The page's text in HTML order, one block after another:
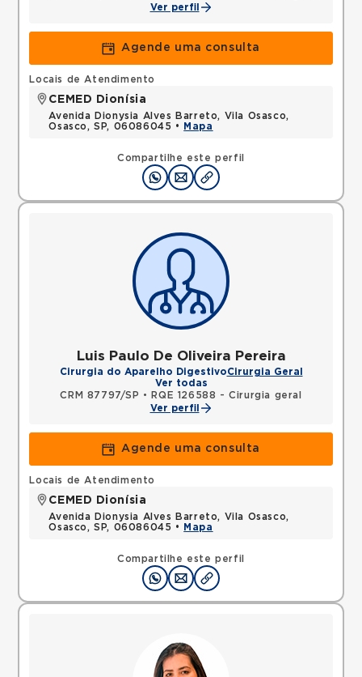
Ver perfil
Agende uma consulta
Compartilhe este perfil
Locais de Atendimento
CEMED Dionísia
Avenida Dionysia Alves Barreto, Vila Osasco,
Osasco, SP, 06086045 •
Mapa
Luis Paulo De Oliveira Pereira
Cirurgia do Aparelho DigestivoCirurgia Geral
Ver todas
CRM 87797/SP •
RQE 126588 - Cirurgia geral
Ver perfil
Agende uma consulta
Compartilhe este perfil
Locais de Atendimento
CEMED Dionísia
Avenida Dionysia Alves Barreto, Vila Osasco,
Osasco, SP, 06086045 •
Mapa